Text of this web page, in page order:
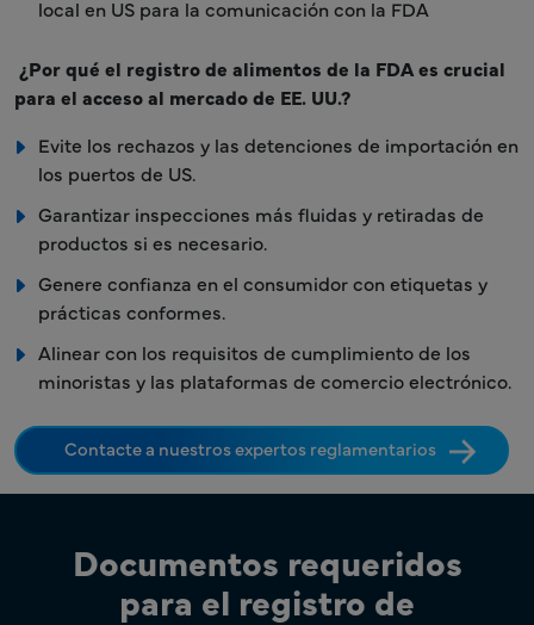
local en US para la comunicación con la FDA
¿Por qué el registro de alimentos de la FDA es crucial
para el acceso al mercado de EE. UU.?
Evite los rechazos y las detenciones de importación en
los puertos de US.
Garantizar inspecciones más fluidas y retiradas de
productos si es necesario.
Genere confianza en el consumidor con etiquetas y
prácticas conformes.
Alinear con los requisitos de cumplimiento de los
minoristas y las plataformas de comercio electrónico.
Contacte a nuestros expertos reglamentarios
Documentos requeridos
para el registro de